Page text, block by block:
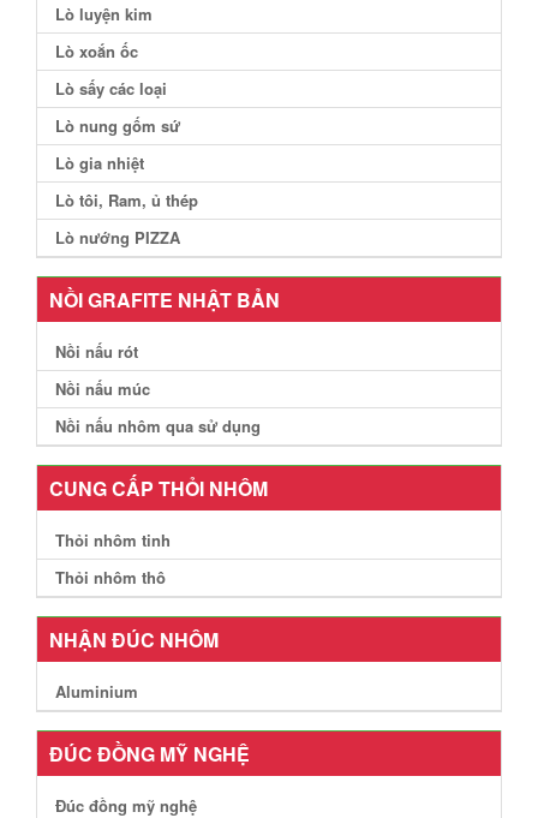
Lò luyện kim
Lò xoắn ốc
Lò sấy các loại
Lò nung gốm sứ
Lò gia nhiệt
Lò tôi, Ram, ủ thép
Lò nướng PIZZA
NỒI GRAFITE NHẬT BẢN
Nồi nấu rót
Nồi nấu múc
Nồi nấu nhôm qua sử dụng
CUNG CẤP THỎI NHÔM
Thỏi nhôm tinh
Thỏi nhôm thô
NHẬN ĐÚC NHÔM
Aluminium
ĐÚC ĐỒNG MỸ NGHỆ
Đúc đồng mỹ nghệ